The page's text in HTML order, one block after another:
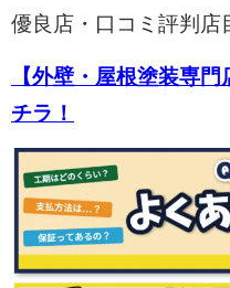
優良店・口コミ評判店
【外壁・屋根塗装専
チラ！